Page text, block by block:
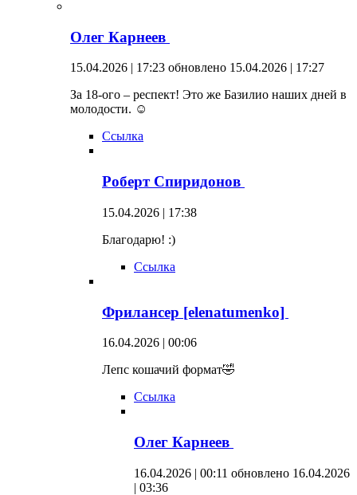
Олег Карнеев
15.04.2026 | 17:23 обновлено 15.04.2026 | 17:27
За 18-ого – респект! Это же Базилио наших дней в
молодости. ☺
Ссылка
Роберт Спиридонов
15.04.2026 | 17:38
Благодарю! :)
Ссылка
Фрилансер [elenatumenko]
16.04.2026 | 00:06
Лепс кошачий формат🤣
Ссылка
Олег Карнеев
16.04.2026 | 00:11 обновлено 16.04.2026
| 03:36